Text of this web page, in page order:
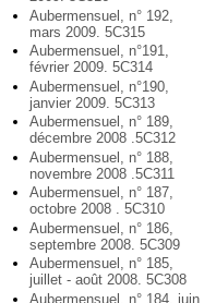
Aubermensuel, n° 192,
mars 2009. 5C315
Aubermensuel, n°191,
février 2009. 5C314
Aubermensuel, n°190,
janvier 2009. 5C313
Aubermensuel, n° 189,
décembre 2008 .5C312
Aubermensuel, n° 188,
novembre 2008 .5C311
Aubermensuel, n° 187,
octobre 2008 . 5C310
Aubermensuel, n° 186,
septembre 2008. 5C309
Aubermensuel, n° 185,
juillet - août 2008. 5C308
Aubermensuel, n° 184, juin